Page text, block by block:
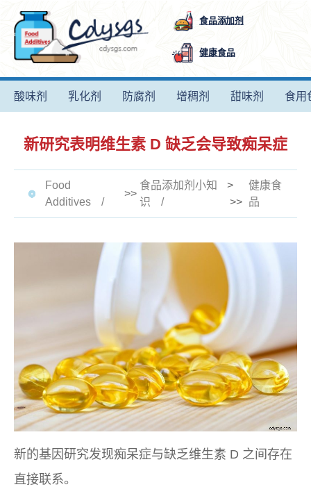
食品添加剂
健康食品
酸味剂 乳化剂 防腐剂 增稠剂 甜味剂 食用
新研究表明维生素 D 缺乏会导致痴呆症
Food
Additives
>>
食品添加剂小知
识
>
>>
健康食
品
新的基因研究发现痴呆症与缺乏维生素 D 之间存在
直接联系。